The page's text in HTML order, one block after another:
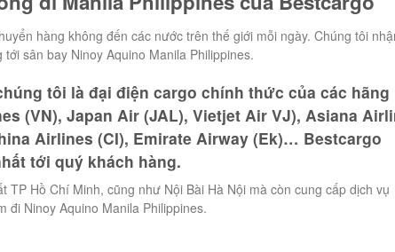
hàng không đến các nước trên thế giới mỗi ngày. Chúng tôi
sân bay Ninoy Aquino Manila Philippines.
tôi là đại điện cargo chính thức của các hãng
(VN), Japan Air (JAL), Vietjet Air VJ), Asiana
Airlines (CI), Emirate Airway (Ek)… Bestcargo
tới quý khách hàng.
TP Hồ Chí Minh, cũng như Nội Bài Hà Nội mà còn cung cấp dịch vụ
đi Ninoy Aquino Manila Philippines.